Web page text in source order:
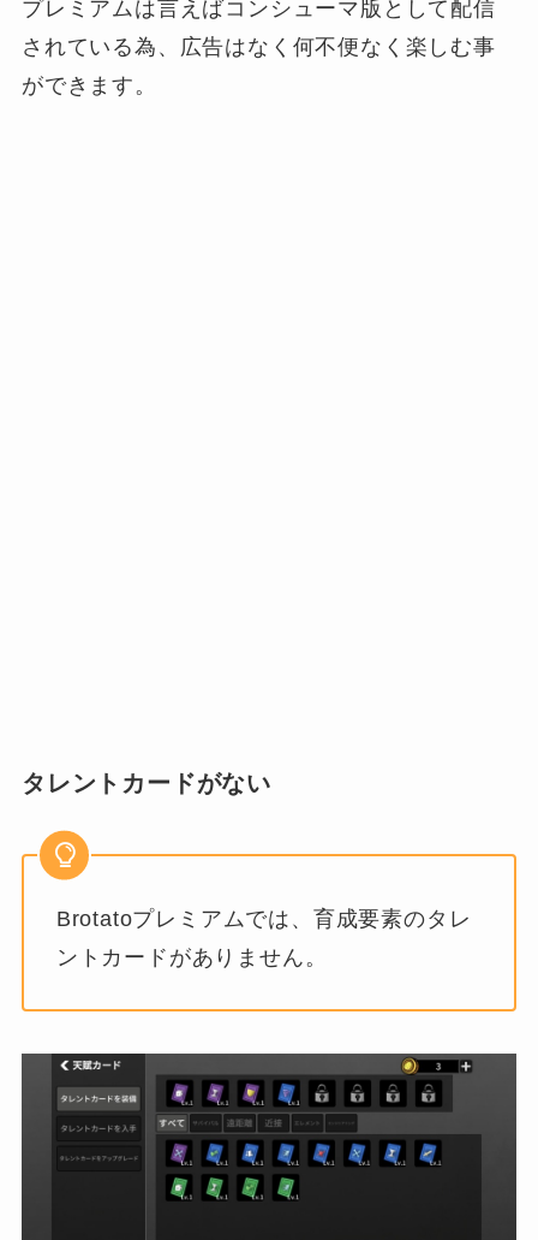
プレミアムは言えばコンシューマ版として配信
されている為、広告はなく何不便なく楽しむ事
ができます。
タレントカードがない
Brotatoプレミアムでは、育成要素のタレ
ントカードがありません。